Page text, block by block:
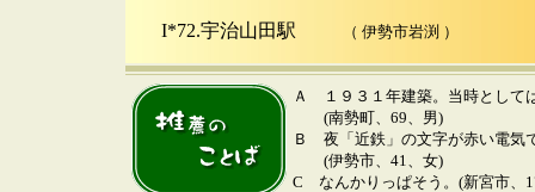
I*72.宇治山田駅 （ 伊勢市岩渕 ）
Ａ １９３１年建築。当時として
(南勢町、69、男)
Ｂ 夜「近鉄」の文字が赤い電気
(伊勢市、41、女)
C なんかりっぱそう。(新宮市、